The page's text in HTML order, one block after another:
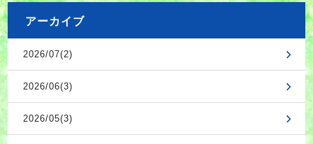
アーカイブ
2026/07(2)
2026/06(3)
2026/05(3)